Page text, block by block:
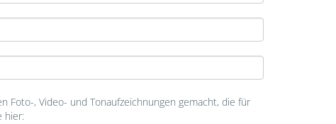
Foto-, Video- und Tonaufzeichnungen gemacht, die für
hier: